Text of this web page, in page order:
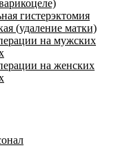
гистерэктомия
(удаление матки)
на мужских
на женских